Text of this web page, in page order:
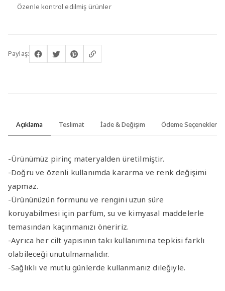
Özenle kontrol edilmiş ürünler
Paylaş:
Açıklama Teslimat İade & Değişim Ödeme Seçenekleri
-Ürünümüz pirinç materyalden üretilmiştir.
-Doğru ve özenli kullanımda kararma ve renk değişimi
yapmaz.
-Ürününüzün formunu ve rengini uzun süre
koruyabilmesi için parfüm, su ve kimyasal maddelerle
temasından kaçınmanızı öneririz.
-Ayrıca her cilt yapısının takı kullanımına tepkisi farklı
olabileceği unutulmamalıdır.
-Sağlıklı ve mutlu günlerde kullanmanız dileğiyle.